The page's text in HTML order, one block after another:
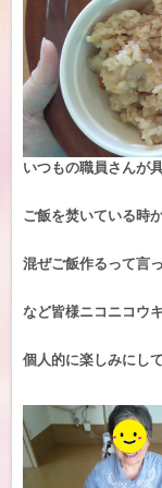
いつもの職員さんが
ご飯を焚いている時
混ぜご飯作るって言
など皆様ニコニコウ
個人的に楽しみにし